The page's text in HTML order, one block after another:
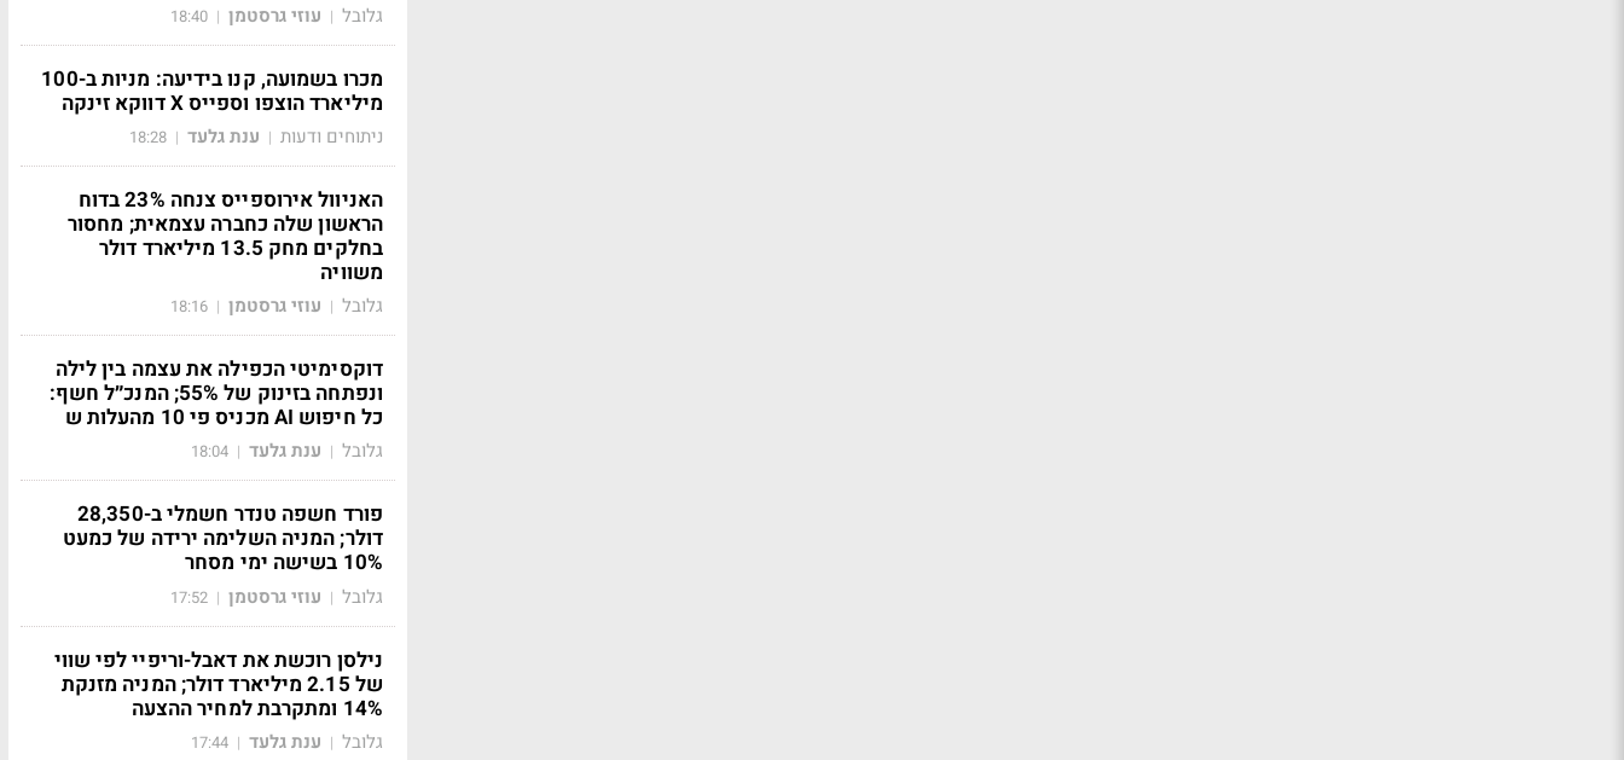
גלובל | עוזי גרסטמן |
18:40
מכרו בשמועה, קנו בידיעה: מניות ב-100
מיליארד הוצפו וספייס X דווקא זינקה
ניתוחים ודעות | ענת גלעד |
18:28
האניוול אירוספייס צנחה 23% בדוח
הראשון שלה כחברה עצמאית; מחסור
בחלקים מחק 13.5 מיליארד דולר
משוויה
גלובל | עוזי גרסטמן |
18:16
דוקסימיטי הכפילה את עצמה בין לילה
ונפתחה בזינוק של 55%; המנכ״ל חשף:
כל חיפוש AI מכניס פי 10 מהעלות ש
גלובל | ענת גלעד |
18:04
פורד חשפה טנדר חשמלי ב-28,350
דולר; המניה השלימה ירידה של כמעט
10% בשישה ימי מסחר
גלובל | עוזי גרסטמן |
17:52
נילסן רוכשת את דאבל-וריפיי לפי שווי
של 2.15 מיליארד דולר; המניה מזנקת
14% ומתקרבת למחיר ההצעה
גלובל | ענת גלעד |
17:44